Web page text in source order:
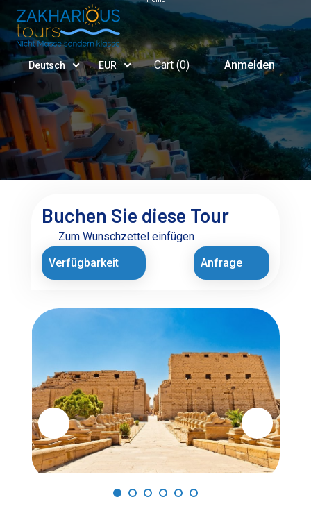
Deutsch EUR Cart (0) Anmelden
Buchen Sie diese Tour
Zum Wunschzettel einfügen
Verfügbarkeit
Anfrage